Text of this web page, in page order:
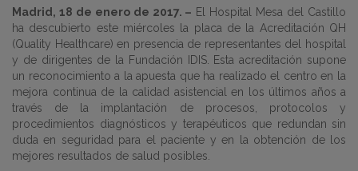
Madrid, 18 de enero de 2017. – El Hospital Mesa del Castillo
ha descubierto este miércoles la placa de la Acreditación QH
(Quality Healthcare) en presencia de representantes del hospital
y de dirigentes de la Fundación IDIS. Esta acreditación supone
un reconocimiento a la apuesta que ha realizado el centro en la
mejora continua de la calidad asistencial en los últimos años a
través de la implantación de procesos, protocolos y
procedimientos diagnósticos y terapéuticos que redundan sin
duda en seguridad para el paciente y en la obtención de los
mejores resultados de salud posibles.